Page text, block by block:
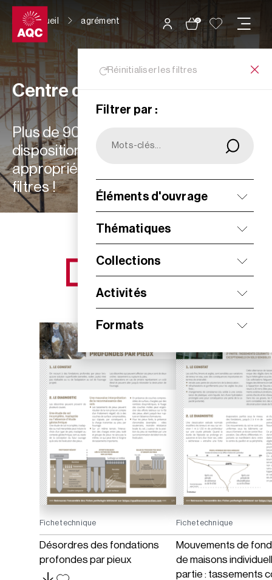
Panneau de gestion des cookies
0
Accueil agrément
Réinitialiser les filtres
Filtrer par :
Éléments d'ouvrage
Thématiques
Collections
Activités
Formats
Centre de ressources
Plus de 900 ressources à votre
disposition : choisissez les plus
appropriées à vos besoins grâce aux
filtres !
NOS NOUVEAUTÉS
Fiche technique
Désordres des fondations
profondes par pieux
Fiche technique
Mouvements de
de maisons
partie : tassements